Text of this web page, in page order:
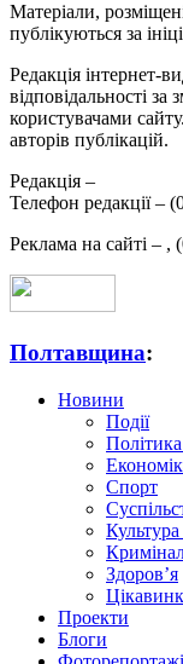
Матеріали,
публікуються за
Редакція інтернет-
відповідальності за
користувачами
авторів публікацій.
Редакція –
Телефон редакції –
Реклама на сайті – ,
Полтавщина:
Новини
Події
Політика
Спорт
Культура
Здоров’я
Проекти
Блоги